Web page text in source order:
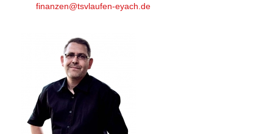
finanzen@tsvlaufen-eyach.de